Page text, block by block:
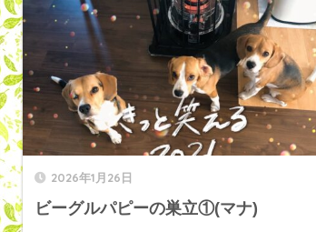
2026年1月26日
ビーグルパピーの巣立①(マナ)